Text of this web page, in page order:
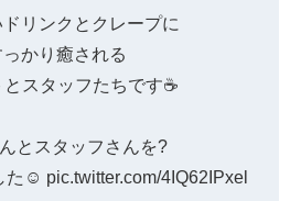
リンクとクレープに
かり癒される
スタッフたちです☕️
とスタッフさんを?
た☺️ pic.twitter.com/4IQ62IPxel